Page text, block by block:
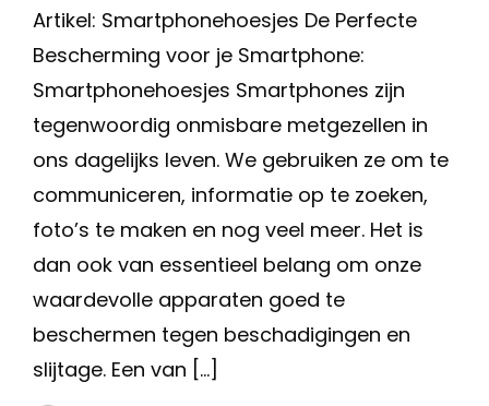
Artikel: Smartphonehoesjes De Perfecte
Bescherming voor je Smartphone:
Smartphonehoesjes Smartphones zijn
tegenwoordig onmisbare metgezellen in
ons dagelijks leven. We gebruiken ze om te
communiceren, informatie op te zoeken,
foto’s te maken en nog veel meer. Het is
dan ook van essentieel belang om onze
waardevolle apparaten goed te
beschermen tegen beschadigingen en
slijtage. Een van […]